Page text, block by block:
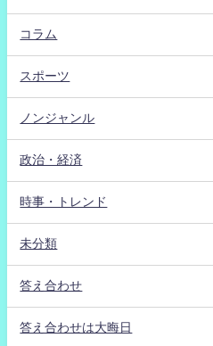
コラム
スポーツ
ノンジャンル
政治・経済
時事・トレンド
未分類
答え合わせ
答え合わせは大晦日